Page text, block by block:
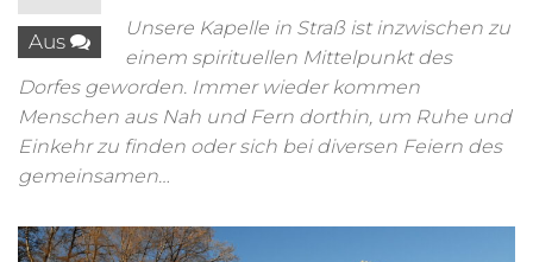
Aus
Unsere Kapelle in Straß ist inzwischen zu
einem spirituellen Mittelpunkt des
Dorfes geworden. Immer wieder kommen
Menschen aus Nah und Fern dorthin, um Ruhe und
Einkehr zu finden oder sich bei diversen Feiern des
gemeinsamen…